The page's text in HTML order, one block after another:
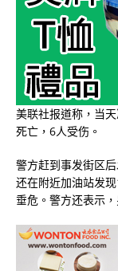
美联社报道称，当
死亡，6人受伤。
警方赶到事发街区
还在附近加油站发
垂危。警方还表示